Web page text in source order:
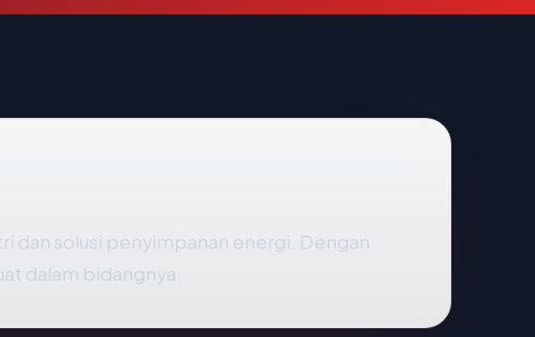
dan solusi penyimpanan energi. Dengan
dalam bidangnya.